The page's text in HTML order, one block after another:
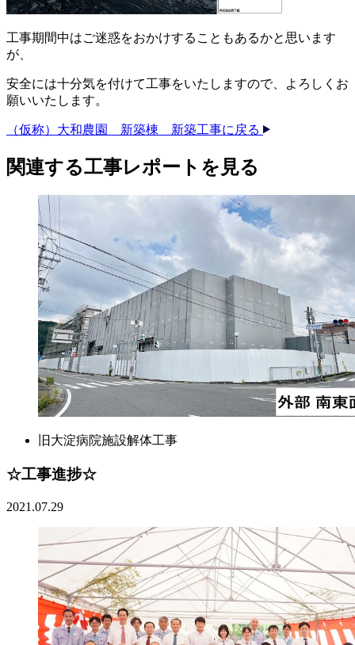
工事期間中はご迷惑をおかけすることもあるかと思います
が、
安全には十分気を付けて工事をいたしますので、よろしくお
願いいたします。
（仮称）大和農園 新築棟 新築工事に戻る
関連する​工事レポートを​見る​
旧大淀病院施設解体工事
☆工事進捗☆
2021.07.29